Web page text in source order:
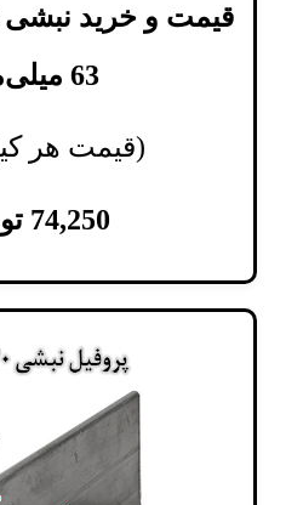
63 میلی‌متر
(قیمت هر
74,250